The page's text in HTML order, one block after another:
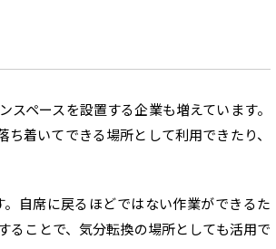
ペースを設置する企業も増えています。
着いてできる場所として利用できたり、
自席に戻るほどではない作業ができるた
ることで、気分転換の場所としても活用で